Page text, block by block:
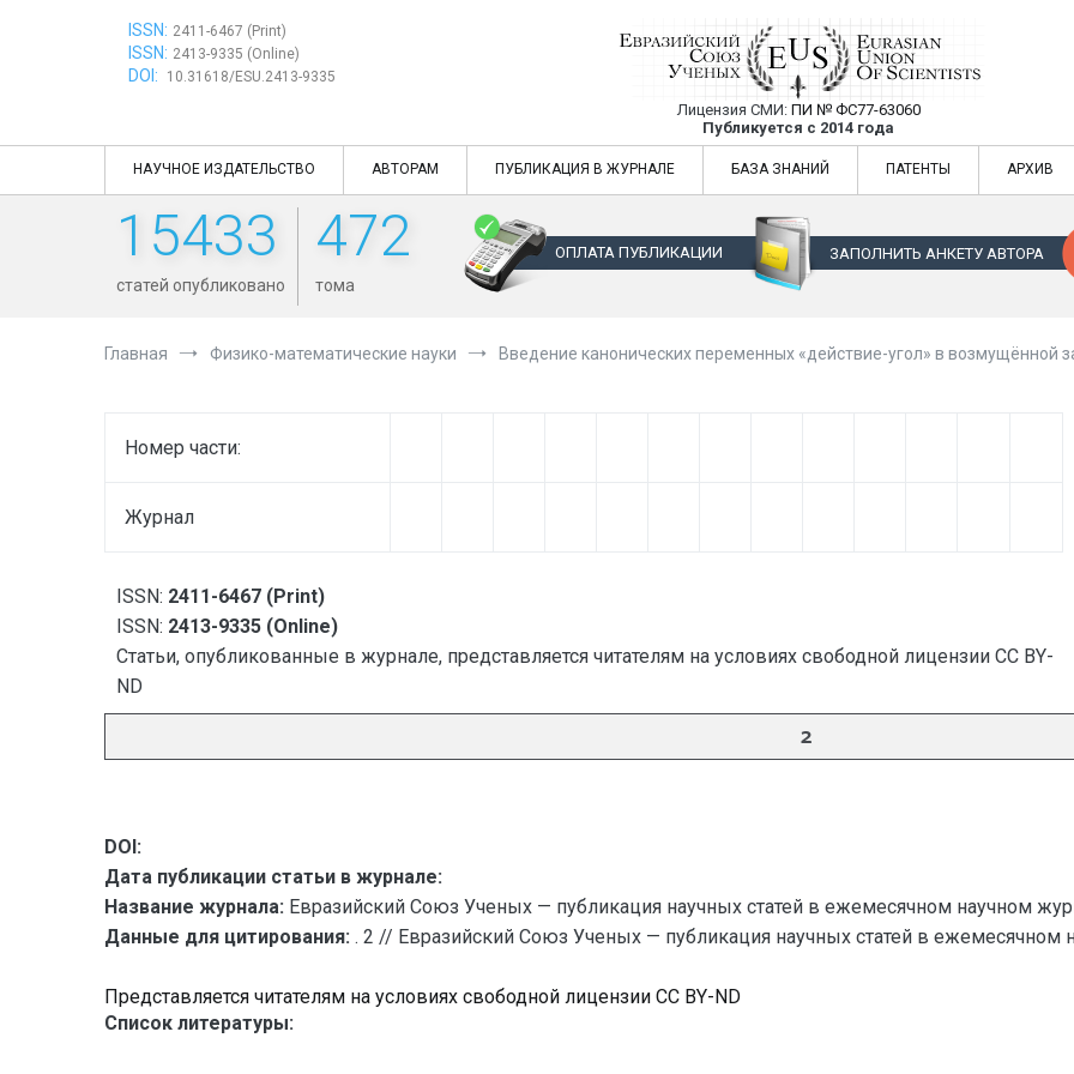
ISSN: 2411-6467 (Print)
ISSN: 2413-9335 (Online)
DOI: 10.31618/ESU.2413-9335
Евразийский Союз Ученых —
Лицензия СМИ: ПИ № ФС77-63060
Публикуется с 2014 года
Евразийский Союз Ученых — публикация научных статей в
НАУЧНОЕ ИЗДАТЕЛЬСТВО АВТОРАМ ПУБЛИКАЦИЯ В ЖУРНАЛЕ БАЗА ЗНАНИЙ ПАТЕНТЫ АРХИВ
15433
статей опубликовано
472
тома
ОПЛАТА ПУБЛИКАЦИИ ЗАПОЛНИТЬ АНКЕТУ АВТОРА
Главная Физико-математические науки Введение канонических переменных «действие-угол» в возмущённой
Номер части:
Журнал
ISSN: 2411-6467 (Print)
ISSN: 2413-9335 (Online)
Статьи, опубликованные в журнале, представляется читателям на условиях свободной лицензии CC BY-
ND
2
DOI:
Дата публикации статьи в журнале:
Название журнала: Евразийский Союз Ученых — публикация научных статей в ежемесячном научном
Данные для цитирования: . 2 // Евразийский Союз Ученых — публикация научных статей в ежемесячном
Представляется читателям на условиях свободной лицензии CC BY-ND
Список литературы: